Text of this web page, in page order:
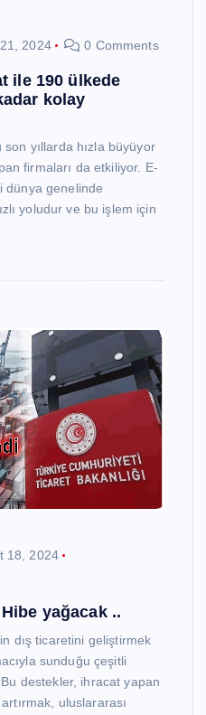
2024 0 Comments
ile 190 ülkede
kolay
yıllarda hızla büyüyor
firmaları da etkiliyor. E-
dünya genelinde
yoludur ve bu işlem için
18, 2024
yağacak ..
dış ticaretini geliştirmek
sunduğu çeşitli
destekler, ihracat yapan
uluslararası